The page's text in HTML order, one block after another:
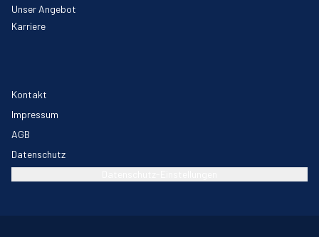
Unser Angebot
Karriere
Kontakt
Impressum
AGB
Datenschutz